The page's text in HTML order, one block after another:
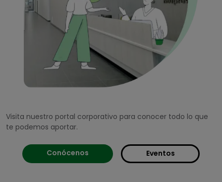
Visita nuestro portal corporativo para conocer todo lo que
te podemos aportar.
Conócenos Eventos